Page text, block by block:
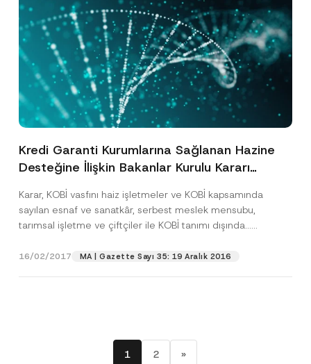
Kredi Garanti Kurumlarına Sağlanan Hazine
Desteğine İlişkin Bakanlar Kurulu Kararı
Yayınlandı
Karar, KOBİ vasfını haiz işletmeler ve KOBİ kapsamında
sayılan esnaf ve sanatkâr, serbest meslek mensubu,
tarımsal işletme ve çiftçiler ile KOBİ tanımı dışında...
16/02/2017 MA | Gazette Sayı 35: 19 Aralık 2016
1 2 »